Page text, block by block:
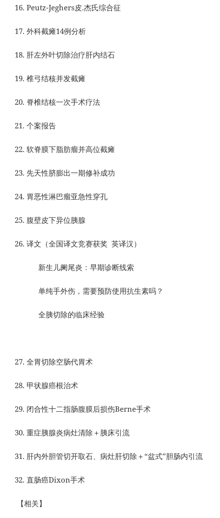
Peutz-Jeghers皮.杰氏综合征
外科截瘫14例分析
肝左外叶切除治疗肝内结石
椎弓结核并发截瘫
脊椎结核一次手术疗法
个案报告
软脊膜下脂肪瘤并高位截瘫
先天性脐膨出一期修补成功
胃恶性淋巴瘤亚急性穿孔
腹壁皮下异位胰腺
译文（全国译文竞赛获奖 英译汉）
新生儿阑尾炎：早期诊断线索
单纯手外伤，需要预防使用抗生素吗？
全胰切除的临床经验
全胃切除空肠代胃术
甲状腺癌根治术
闭合性十二指肠腹膜后损伤Berne手术
重症胰腺炎病灶清除＋胰床引流
肝内外胆管切开取石、病灶肝切除＋“盆式”胆肠内引流
直肠癌Dixon手术
【相关】